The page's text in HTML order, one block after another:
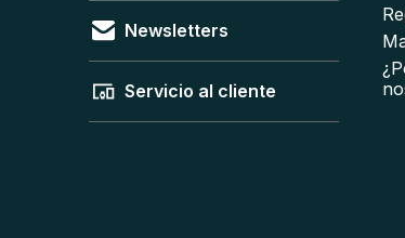
Newsletters
Servicio al cliente